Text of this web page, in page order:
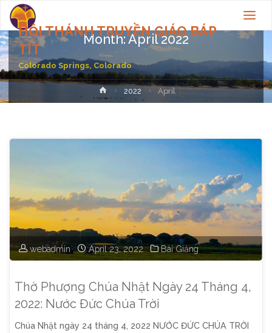
HỘI THÁNH TRUYỀN GIÁO BÁP
TÍT
Colorado Springs, Colorado
Month:April 2022
Home2022 April
webadmin April 23, 2022 Bài Giảng
Thờ Phượng Chúa Nhật Ngày 24 Tháng 4,
2022: Nước Đức Chúa Trời
Chúa Nhật ngày 24 tháng 4, 2022 NƯỚC ĐỨC CHÚA TRỜI